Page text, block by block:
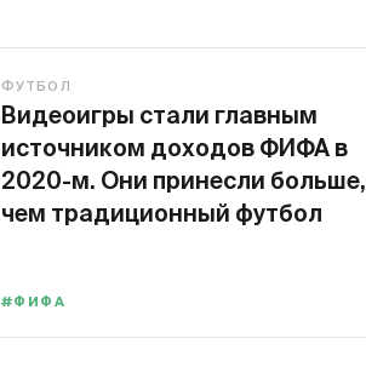
ФУТБОЛ
Видеоигры стали главным
источником доходов ФИФА в
2020-м. Они принесли больше,
чем традиционный футбол
#ФИФА